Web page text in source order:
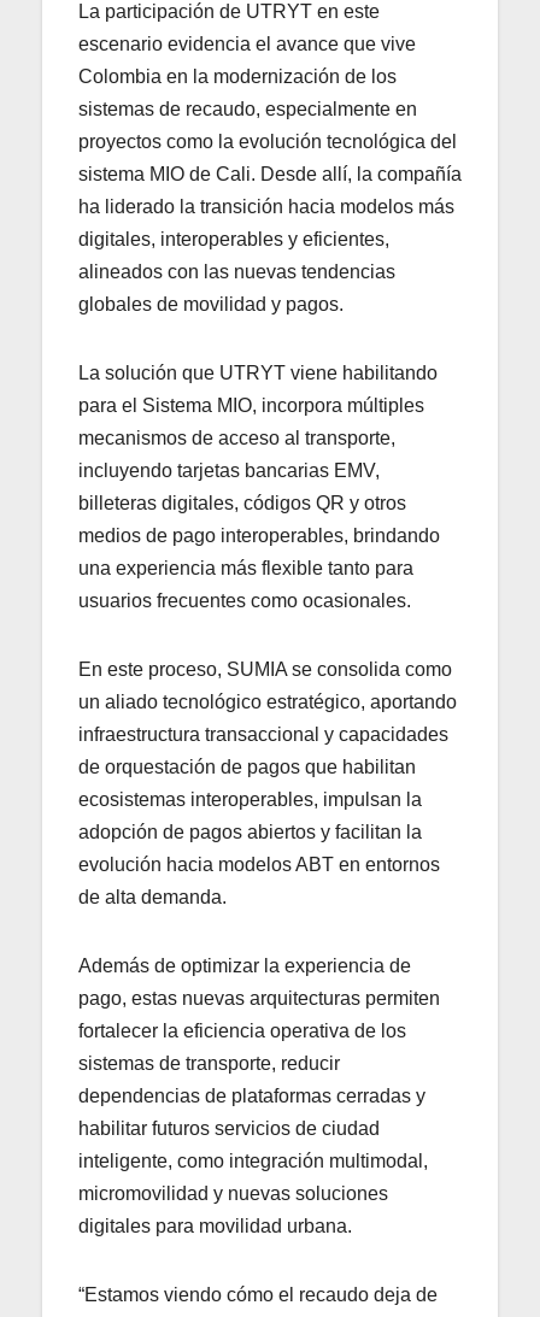
La participación de UTRYT en este
escenario evidencia el avance que vive
Colombia en la modernización de los
sistemas de recaudo, especialmente en
proyectos como la evolución tecnológica del
sistema MIO de Cali. Desde allí, la compañía
ha liderado la transición hacia modelos más
digitales, interoperables y eficientes,
alineados con las nuevas tendencias
globales de movilidad y pagos.
La solución que UTRYT viene habilitando
para el Sistema MIO, incorpora múltiples
mecanismos de acceso al transporte,
incluyendo tarjetas bancarias EMV,
billeteras digitales, códigos QR y otros
medios de pago interoperables, brindando
una experiencia más flexible tanto para
usuarios frecuentes como ocasionales.
En este proceso, SUMIA se consolida como
un aliado tecnológico estratégico, aportando
infraestructura transaccional y capacidades
de orquestación de pagos que habilitan
ecosistemas interoperables, impulsan la
adopción de pagos abiertos y facilitan la
evolución hacia modelos ABT en entornos
de alta demanda.
Además de optimizar la experiencia de
pago, estas nuevas arquitecturas permiten
fortalecer la eficiencia operativa de los
sistemas de transporte, reducir
dependencias de plataformas cerradas y
habilitar futuros servicios de ciudad
inteligente, como integración multimodal,
micromovilidad y nuevas soluciones
digitales para movilidad urbana.
“Estamos viendo cómo el recaudo deja de